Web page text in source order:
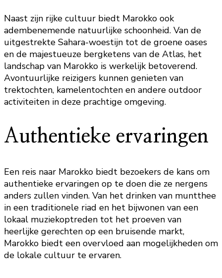
Naast zijn rijke cultuur biedt Marokko ook
adembenemende natuurlijke schoonheid. Van de
uitgestrekte Sahara-woestijn tot de groene oases
en de majestueuze bergketens van de Atlas, het
landschap van Marokko is werkelijk betoverend.
Avontuurlijke reizigers kunnen genieten van
trektochten, kamelentochten en andere outdoor
activiteiten in deze prachtige omgeving.
Authentieke ervaringen
Een reis naar Marokko biedt bezoekers de kans om
authentieke ervaringen op te doen die ze nergens
anders zullen vinden. Van het drinken van muntthee
in een traditionele riad en het bijwonen van een
lokaal muziekoptreden tot het proeven van
heerlijke gerechten op een bruisende markt,
Marokko biedt een overvloed aan mogelijkheden om
de lokale cultuur te ervaren.